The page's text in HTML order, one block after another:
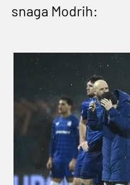
snaga Modrih: